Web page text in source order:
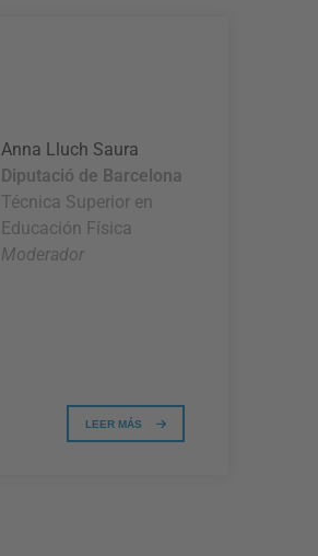
Anna Lluch Saura
Diputació de Barcelona
Técnica Superior en
Educación Física
Moderador
LEER MÁS